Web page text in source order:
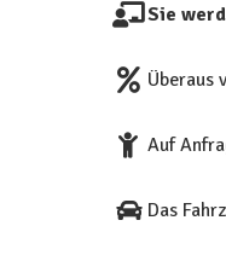
Sie
Überaus
Auf
Das